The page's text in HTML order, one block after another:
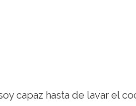
capaz hasta de lavar el